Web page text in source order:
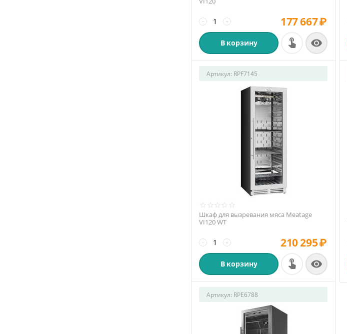
+
− 177 667₽
В корзину 
Артикул: RPF7145
Шкаф для вызревания мяса Meatage
VI120 WT
+
− 210 295₽
В корзину 
Артикул: RPE6788